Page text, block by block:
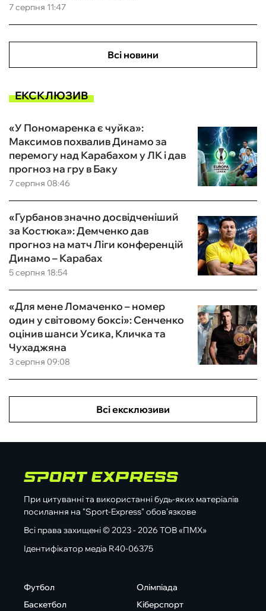
7 серпня 11:47
Всі новини
ЕКСКЛЮЗИВ
7 серпня 08:46
«У Пономаренка є чуйка»:
Максимов похвалив Динамо за
перемогу над Карабахом у ЛК і дав
прогноз на гру в Баку
5 серпня 18:54
«Гурбанов значно досвідченіший
за Костюка»: Демченко дав
прогноз на матч Ліги конференцій
Динамо – Карабах
3 серпня 09:08
«Для мене Ломаченко – номер
один у світовому боксі»: Сенченко
оцінив шанси Усика, Кличка та
Чухаджяна
Всі ексклюзиви
При цитуванні та використанні будь-яких матеріалів
посилання на "Sport-Express" обов'язкове
Всі права захищені © 2023 - 2026 ТОВ «ПМХ»
Ідентифікатор медіа R40-06375
Футбол
Баскетбол
Олімпіада
Кіберспорт